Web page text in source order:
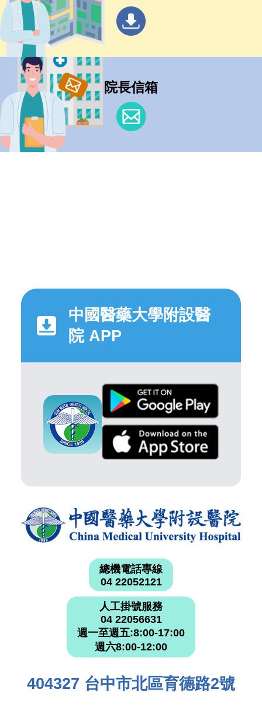
院長信箱
中國醫藥大學附設醫
院 APP
總機電話專線
04 22052121
人工掛號服務
04 22056631
週一至週五:8:00-17:00
週六8:00-12:00
404327 台中市北區育德路2號